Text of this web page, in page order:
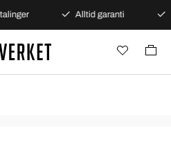
Alltid garanti Rask